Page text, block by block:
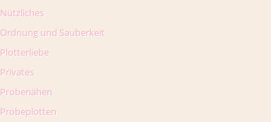
Nützliches
Ordnung und Sauberkeit
Plotterliebe
Privates
Probenähen
Probeplotten